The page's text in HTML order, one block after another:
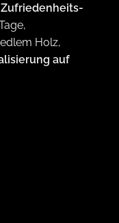
Zufriedenheits-
Holz,
auf